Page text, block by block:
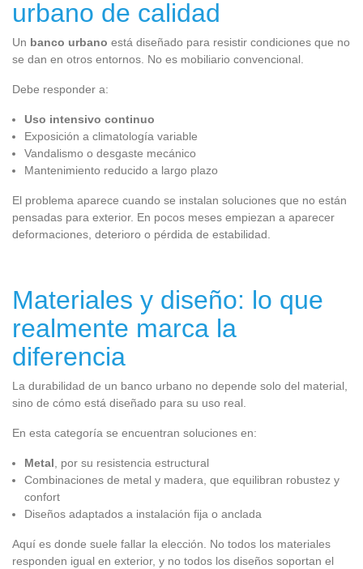
urbano de calidad
Un banco urbano está diseñado para resistir condiciones que no
se dan en otros entornos. No es mobiliario convencional.
Debe responder a:
Uso intensivo continuo
Exposición a climatología variable
Vandalismo o desgaste mecánico
Mantenimiento reducido a largo plazo
El problema aparece cuando se instalan soluciones que no están
pensadas para exterior. En pocos meses empiezan a aparecer
deformaciones, deterioro o pérdida de estabilidad.
Materiales y diseño: lo que
realmente marca la
diferencia
La durabilidad de un banco urbano no depende solo del material,
sino de cómo está diseñado para su uso real.
En esta categoría se encuentran soluciones en:
Metal , por su resistencia estructural
Combinaciones de metal y madera, que equilibran robustez y
confort
Diseños adaptados a instalación fija o anclada
Aquí es donde suele fallar la elección. No todos los materiales
responden igual en exterior, y no todos los diseños soportan el